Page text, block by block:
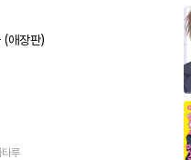
(애장판)
루